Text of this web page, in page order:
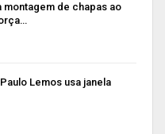
de chapas ao
Lemos usa janela